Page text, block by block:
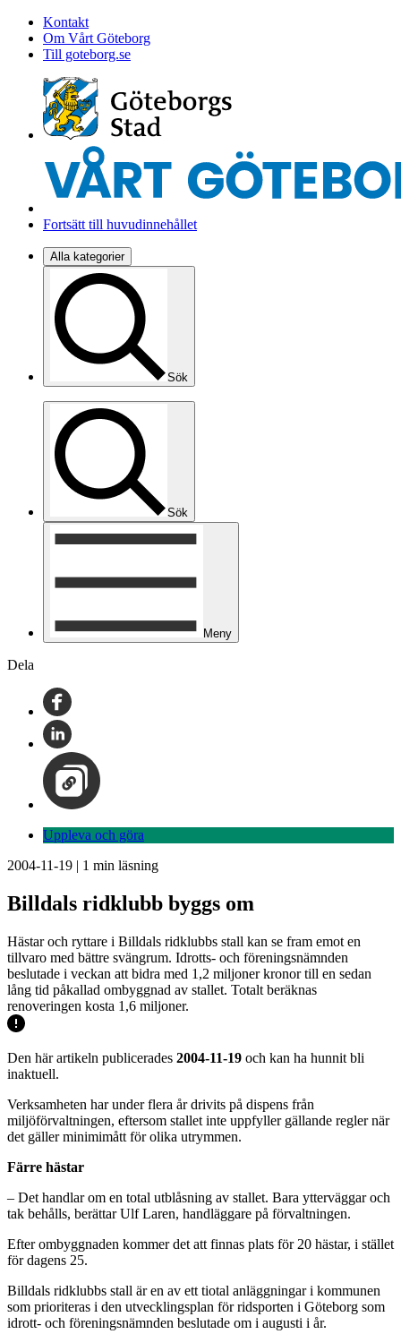
Kontakt
Om Vårt Göteborg
Till goteborg.se
Fortsätt till huvudinnehållet
Alla kategorier
Sök
Sök
Meny
Dela
Uppleva och göra
2004-11-19 | 1 min läsning
Billdals ridklubb byggs om
Hästar och ryttare i Billdals ridklubbs stall kan se fram emot en
tillvaro med bättre svängrum. Idrotts- och föreningsnämnden
beslutade i veckan att bidra med 1,2 miljoner kronor till en sedan
lång tid påkallad ombyggnad av stallet. Totalt beräknas
renoveringen kosta 1,6 miljoner.
Den här artikeln publicerades 2004-11-19 och kan ha hunnit bli
inaktuell.
Verksamheten har under flera år drivits på dispens från
miljöförvaltningen, eftersom stallet inte uppfyller gällande regler när
det gäller minimimått för olika utrymmen.
Färre hästar
– Det handlar om en total utblåsning av stallet. Bara ytterväggar och
tak behålls, berättar Ulf Laren, handläggare på förvaltningen.
Efter ombyggnaden kommer det att finnas plats för 20 hästar, i stället
för dagens 25.
Billdals ridklubbs stall är en av ett tiotal anläggningar i kommunen
som prioriteras i den utvecklingsplan för ridsporten i Göteborg som
idrott- och föreningsnämnden beslutade om i augusti i år.